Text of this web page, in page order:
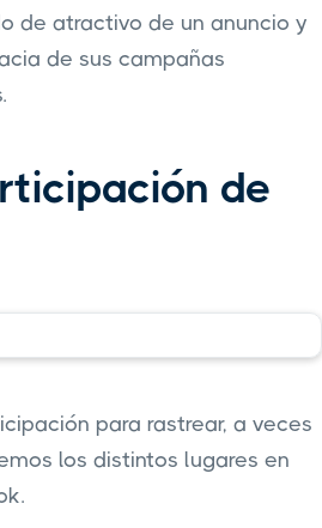
de atractivo de un anuncio y
de sus campañas
de
para rastrear, a veces
los distintos lugares en